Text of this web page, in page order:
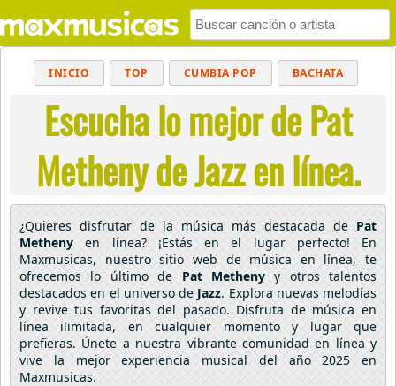
INICIO TOP CUMBIA POP BACHATA
POP MUSICA CRISTIANA REGGAETON
BALADAS ALTERNATIVO ELECTRÓNICA
CUMBIAS
Escucha lo mejor de Pat
Metheny de Jazz en línea.
¿Quieres disfrutar de la música más destacada de Pat
Metheny en línea? ¡Estás en el lugar perfecto! En
Maxmusicas, nuestro sitio web de música en línea, te
ofrecemos lo último de Pat Methenyy otros talentos
destacados en el universo de Jazz. Explora nuevas melodías
y revive tus favoritas del pasado. Disfruta de música en
línea ilimitada, en cualquier momento y lugar que
prefieras. Únete a nuestra vibrante comunidad en línea y
vive la mejor experiencia musical del año 2025 en
Maxmusicas.